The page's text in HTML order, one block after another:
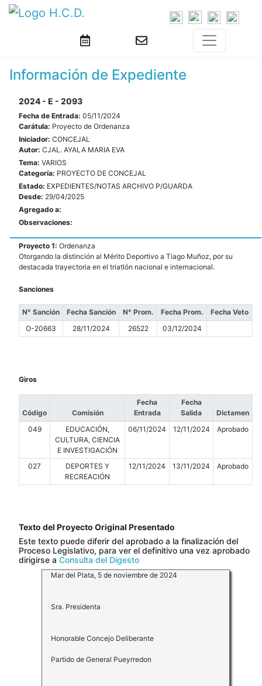
Información de Expediente
2024 - E - 2093
Fecha de Entrada: 05/11/2024
Carátula: Proyecto de Ordenanza
Iniciador: CONCEJAL
Autor: CJAL. AYALA MARIA EVA
Tema: VARIOS
Categoría: PROYECTO DE CONCEJAL
Estado: EXPEDIENTES/NOTAS ARCHIVO P/GUARDA
Desde: 29/04/2025
Agregado a:
Observaciones:
Proyecto 1: Ordenanza
Otorgando la distinción al Mérito Deportivo a Tiago Muñoz, por su
destacada trayectoria en el triatlón nacional e internacional.
Sanciones
N° Sanción Fecha Sanción N° Prom. Fecha Prom.
Fecha Veto
O-20663
28/11/2024 26522 03/12/2024
Giros
Código Comisión
Fecha
Entrada
Fecha
Salida
Dictamen
049
EDUCACIÓN,
CULTURA, CIENCIA
E INVESTIGACIÓN
06/11/2024 12/11/2024 Aprobado
027
DEPORTES Y
RECREACIÓN
12/11/2024 13/11/2024 Aprobado
Texto del Proyecto Original Presentado
Este texto puede diferir del aprobado a la finalización del
Proceso Legislativo, para ver el definitivo una vez aprobado
dirigirse a Consulta del Digesto
Mar del Plata, 5 de noviembre de 2024
Sra. Presidenta
Honorable Concejo Deliberante
Partido de General Pueyrredon